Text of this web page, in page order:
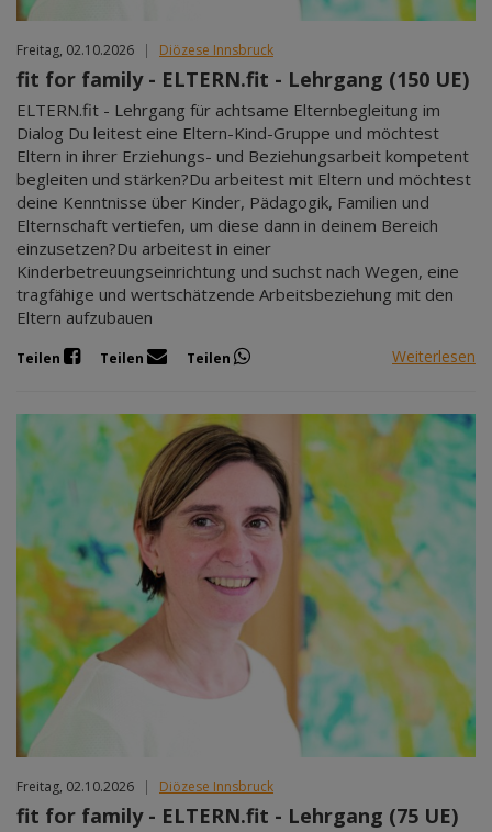
Freitag, 02.10.2026 | Diözese Innsbruck
fit for family - ELTERN.fit - Lehrgang (150 UE)
ELTERN.fit - Lehrgang für achtsame Elternbegleitung im
Dialog Du leitest eine Eltern-Kind-Gruppe und möchtest
Eltern in ihrer Erziehungs- und Beziehungsarbeit kompetent
begleiten und stärken?Du arbeitest mit Eltern und möchtest
deine Kenntnisse über Kinder, Pädagogik, Familien und
Elternschaft vertiefen, um diese dann in deinem Bereich
einzusetzen?Du arbeitest in einer
Kinderbetreuungseinrichtung und suchst nach Wegen, eine
tragfähige und wertschätzende Arbeitsbeziehung mit den
Eltern aufzubauen
Teilen Teilen Teilen Weiterlesen
Freitag, 02.10.2026 | Diözese Innsbruck
fit for family - ELTERN.fit - Lehrgang (75 UE)